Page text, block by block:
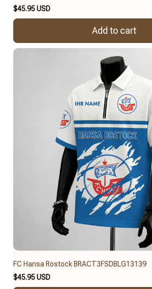
$45.95 USD
Add to cart
FC Hansa Rostock BRACT3FSDBLG13139
$45.95 USD